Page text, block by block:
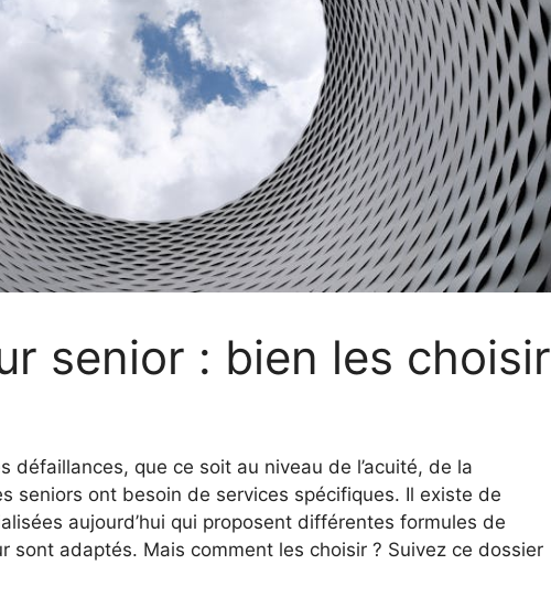
senior : bien les choisir
défaillances, que ce soit au niveau de l’acuité, de la
seniors ont besoin de services spécifiques. Il existe de
aujourd’hui qui proposent différentes formules de
sont adaptés. Mais comment les choisir ? Suivez ce dossier